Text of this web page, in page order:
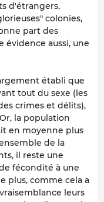
d'étrangers,
colonies,
part des
évidence aussi, une
établi que
tout du sexe (les
crimes et délits),
la population
en moyenne plus
de la
il reste une
fécondité à une
plus, comme cela a
leurs